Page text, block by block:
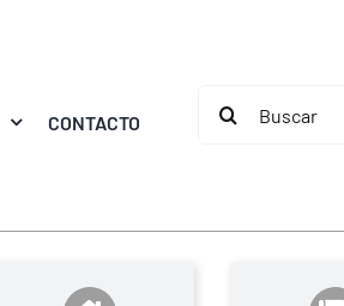
CONTACTO
Buscar: